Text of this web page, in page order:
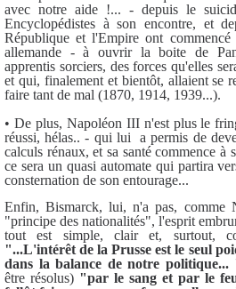
avec notre aide !... - depuis le
Encyclopédistes à son encontre, et
République et l'Empire ont
allemande - à ouvrir la boite de
apprentis sorciers, des forces qu'elles
et qui, finalement et bientôt, allaient se
faire tant de mal (1870, 1914, 1939...).
• De plus, Napoléon III n'est plus le
réussi, hélas.. - qui lui a permis de
calculs rénaux, et sa santé commence à
ce sera un quasi automate qui partira
consternation de son entourage...
Enfin, Bismarck, lui, n'a pas, comme
"principe des nationalités", l'esprit
tout est simple, clair et, surtout,
"...L'intérêt de la Prusse est le seul
dans la balance de notre politique...
être résolus) "par le sang et par le